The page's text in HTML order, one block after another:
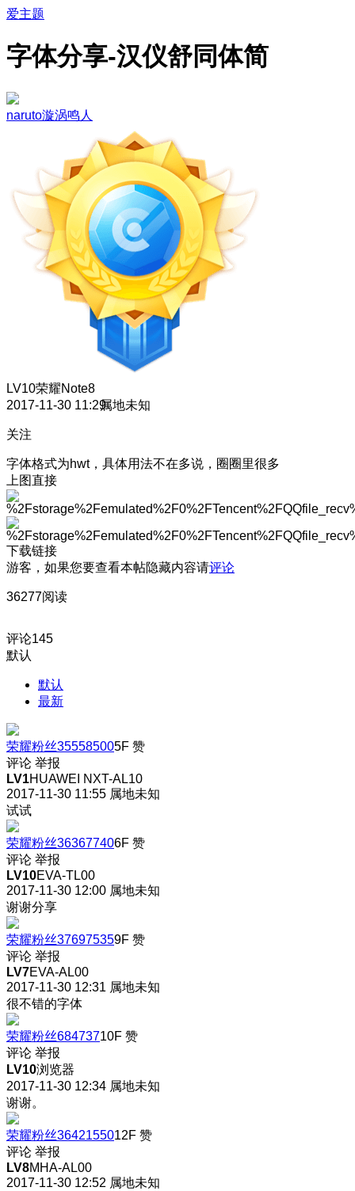
爱主题
字体分享-汉仪舒同体简
naruto漩涡鸣人
LV10荣耀Note8
2017-11-30 11:29属地未知
关注
字体格式为hwt，具体用法不在多说，圈圈里很多
上图直接
下载链接
游客，如果您要查看本帖隐藏内容请评论
36277阅读
评论145
默认
默认
最新
荣耀粉丝355585005F 赞
评论 举报
LV1HUAWEI NXT-AL10
2017-11-30 11:55 属地未知
试试
荣耀粉丝363677406F 赞
评论 举报
LV10EVA-TL00
2017-11-30 12:00 属地未知
谢谢分享
荣耀粉丝376975359F 赞
评论 举报
LV7EVA-AL00
2017-11-30 12:31 属地未知
很不错的字体
荣耀粉丝68473710F 赞
评论 举报
LV10浏览器
2017-11-30 12:34 属地未知
谢谢。
荣耀粉丝3642155012F 赞
评论 举报
LV8MHA-AL00
2017-11-30 12:52 属地未知